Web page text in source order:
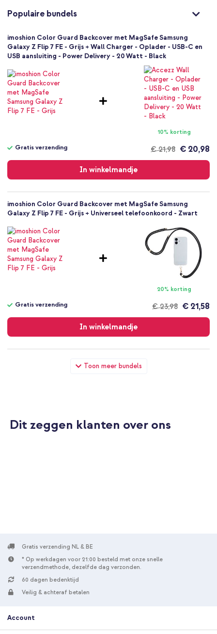
De verhoogde randen beschermen de camera en display
Beschikt over een krasbestendige achterzijde
Het strakke design van jouw smartphone blijft zichtbaar
Inclusief 1 jaar garantie
Wil je het strakke design van je smartphone behouden, maar
tegelijkertijd zorgen voor optimale bescherming? Ga dan voor de
8721322326907
SH00089544
Grijs
Kunststof
Backcover, Hardcase
Populaire bundels
Toon meer bundels
imoshion Color Guard Backcover met MagSafe Samsung
Galaxy Z Flip 7 FE - Grijs + Wall Charger - Oplader - USB-C en
USB aansluiting - Power Delivery - 20 Watt - Black
10% korting
€ 21,98
Gratis verzending € 20,98
In winkelmandje
verzending
imoshion Color Guard Backcover met MagSafe Samsung
Galaxy Z Flip 7 FE - Grijs + Universeel telefoonkoord - Zwart
20% korting
€ 23,98
Gratis verzending € 21,58
In winkelmandje
verzending
imoshion Color Guard Backcover met MagSafe Samsung
Galaxy Z Flip 7 FE - Grijs + Geweven USB-C naar USB-C kabel
Dit zeggen klanten over ons
Gratis verzending NL & BE
* Op werkdagen voor 21:00 besteld met onze snelle
verzendmethode, dezelfde dag verzonden.
60 dagen bedenktijd
Veilig & achteraf betalen
Account